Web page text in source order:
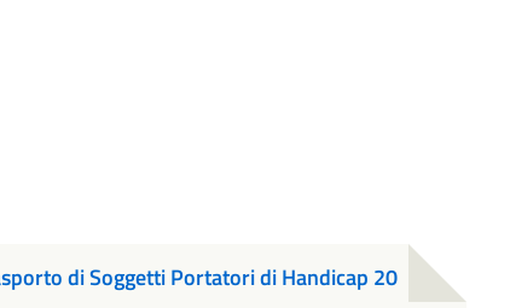
di Soggetti Portatori di Handicap 20